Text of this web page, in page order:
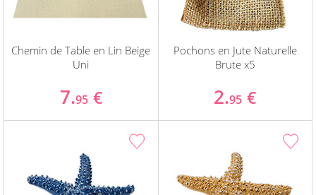
Chemin de Table en Lin Beige
Uni
7.95 €
Pochons en Jute Naturelle
Brute x5
2.95 €